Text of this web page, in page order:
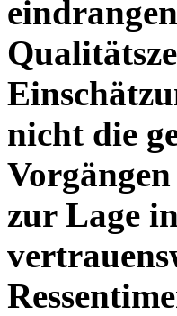
nicht die
zur Lage